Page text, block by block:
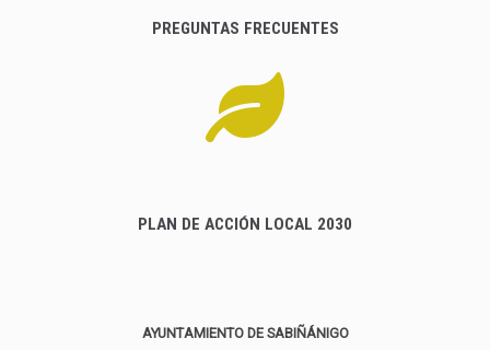
PREGUNTAS FRECUENTES
PLAN DE ACCIÓN LOCAL 2030
AYUNTAMIENTO DE SABIÑÁNIGO